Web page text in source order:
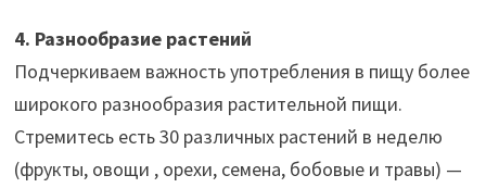
4. Разнообразие растений
Подчеркиваем важность употребления в пищу более
широкого разнообразия растительной пищи.
Стремитесь есть 30 различных растений в неделю
(фрукты, овощи , орехи, семена, бобовые и травы) —